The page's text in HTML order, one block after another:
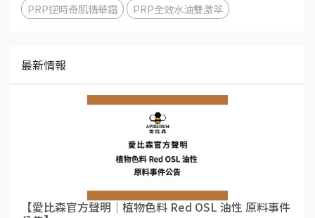
PRP逆時奇肌精華霜
PRP全效水油雙激萃
最新情報
【愛比森官方聲明｜植物色料 Red OSL 油性 原料事件